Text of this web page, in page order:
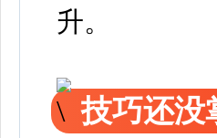
升。
技巧还没